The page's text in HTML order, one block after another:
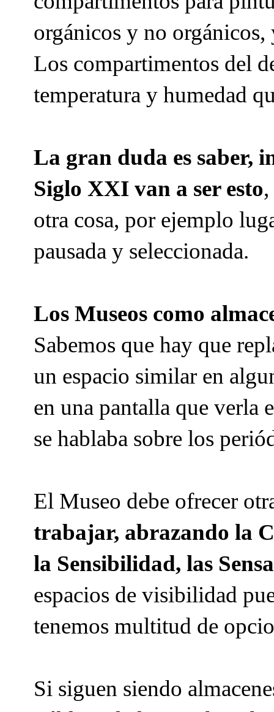
orgánicos y no
Los compartimentos del
temperatura y humedad
La gran duda es saber,
Siglo XXI van a ser esto
otra cosa, por ejemplo
pausada y seleccionada.
Los Museos como
Sabemos que hay que
un espacio similar en
en una pantalla que verla
se hablaba sobre los
El Museo debe ofrecer
trabajar, abrazando la
la Sensibilidad, las
espacios de visibilidad
tenemos multitud de
Si siguen siendo